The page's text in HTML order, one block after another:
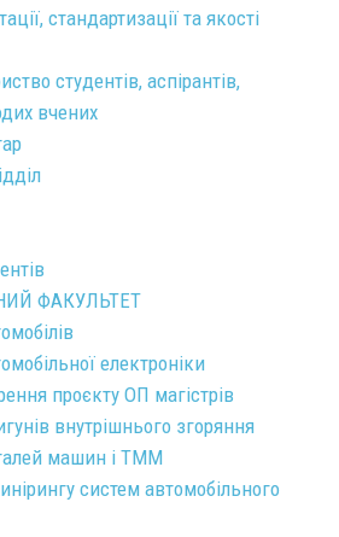
стандартизації та якості
студентів, аспірантів,
вчених
ФАКУЛЬТЕТ
електроніки
проєкту ОП магістрів
внутрішнього згоряння
машин і ТММ
систем автомобільного